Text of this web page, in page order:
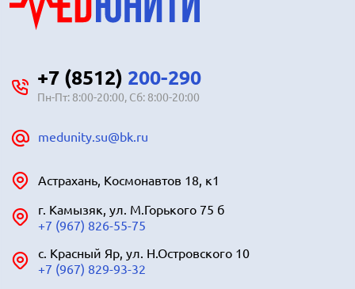
+7 (8512) 200-290
Пн-Пт: 8:00-20:00, Сб: 8:00-20:00
medunity.su@bk.ru
Астрахань, Космонавтов 18, к1
г. Камызяк, ул. М.Горького 75 б
+7 (967) 826-55-75
с. Красный Яр, ул. Н.Островского 10
+7 (967) 829-93-32